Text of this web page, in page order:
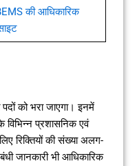
की आधिकारिक
को भरा जाएगा। इनमें
प्रशासनिक एवं
रिक्तियों की संख्या अलग-
जानकारी भी आधिकारिक